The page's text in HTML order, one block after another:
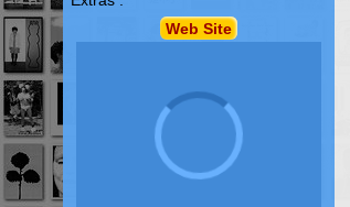
Web Site